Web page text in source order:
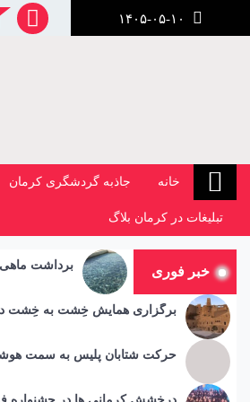
خانه جاذبه گردشگری کرمان
تبلیغات در کرمان بلاگ
خبر فوری برداشت ماهی
برگزاری همایش خِشت به خِشت
حرکت شتابان پلیس به سمت